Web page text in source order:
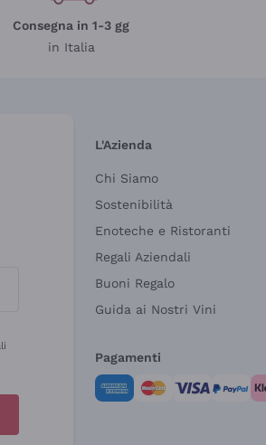
Consegna in 1-3 gg
in Italia
L'Azienda
Chi Siamo
Sostenibilità
Enoteche e Ristoranti
Regali Aziendali
Buoni Regalo
Guida ai Nostri Vini
Pagamenti